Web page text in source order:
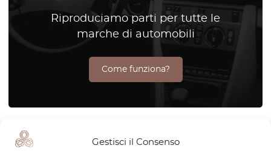
Gestisci il Consenso
Riproduciamo parti per tutte le
marche di automobili
Come funziona?
L’Audi RS2 Avant è un veicolo leggendario dalle prestazioni
straordinarie che rappresenta la fusione perfetta tra